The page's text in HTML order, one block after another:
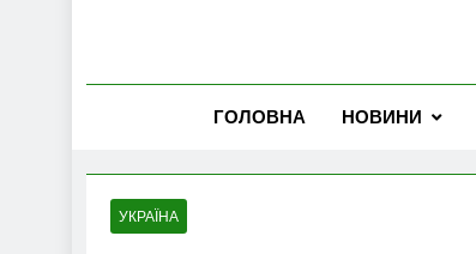
ГОЛОВНА НОВИНИ
УКРАЇНА